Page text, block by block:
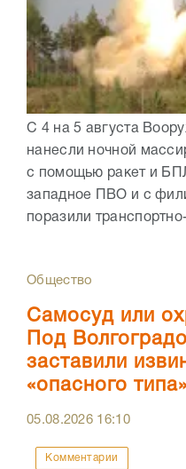
С 4 на 5 августа
нанесли ночной
с помощью ракет и
западное ПВО и с
поразили
Общество
Самосуд или
Под
заставили
«опасного типа»
05.08.2026 16:10
Комментарии